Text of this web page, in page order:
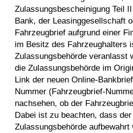
Zulassungsbescheinigung Teil
Bank, der Leasinggesellschaft
Fahrzeugbrief aufgrund einer
im Besitz des Fahrzeughalters
Zulassungsbehörde veranlasst
die Zulassungsbehörde im
Link der neuen Online-
Nummer (Fahrzeugbrief-
nachsehen, ob der
Dabei ist zu beachten, dass
Zulassungsbehörde